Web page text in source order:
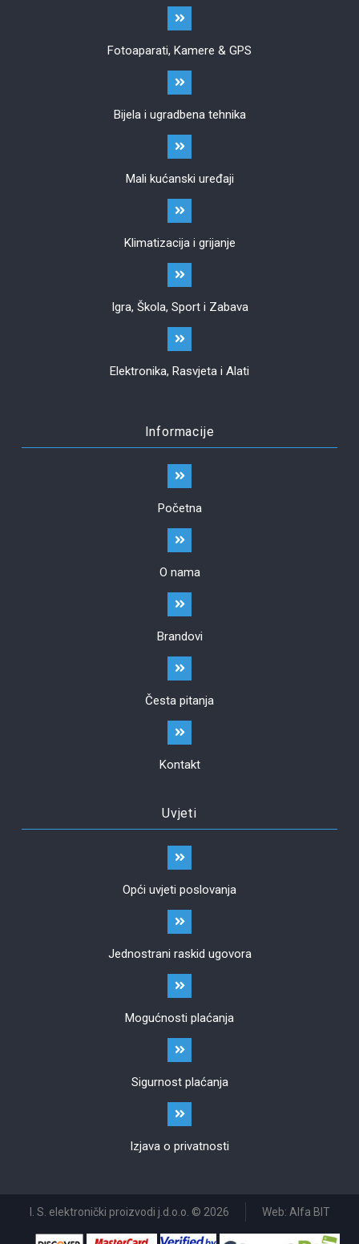
Fotoaparati, Kamere & GPS
Bijela i ugradbena tehnika
Mali kućanski uređaji
Klimatizacija i grijanje
Igra, Škola, Sport i Zabava
Elektronika, Rasvjeta i Alati
Informacije
Početna
O nama
Brandovi
Česta pitanja
Kontakt
Uvjeti
Opći uvjeti poslovanja
Jednostrani raskid ugovora
Mogućnosti plaćanja
Sigurnost plaćanja
Izjava o privatnosti
I. S. elektronički proizvodi j.d.o.o. © 2026 Web: Alfa BIT